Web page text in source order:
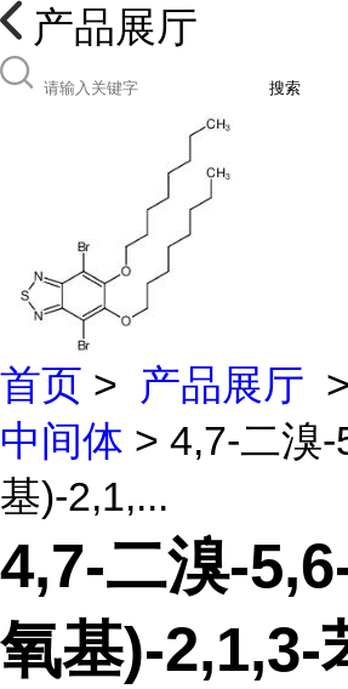
产品展厅
搜索
首页 > 产品展厅 >
中间体 > 4,7-二溴
基)-2,1,...
4,7-二溴-
氧基)-2,1,3-